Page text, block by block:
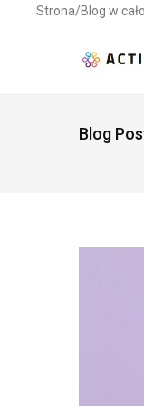
Strona/Blog w
Blog